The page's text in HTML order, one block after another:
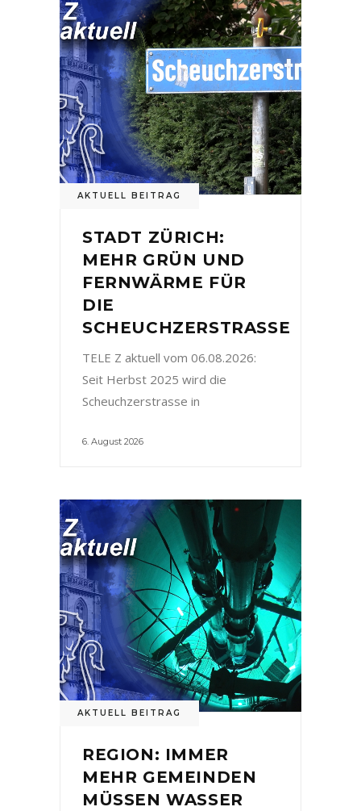
AKTUELL BEITRAG
STADT ZÜRICH:
MEHR GRÜN UND
FERNWÄRME FÜR
DIE
SCHEUCHZERSTRASSE
TELE Z aktuell vom 06.08.2026:
Seit Herbst 2025 wird die
Scheuchzerstrasse in
6. August 2026
AKTUELL BEITRAG
REGION: IMMER
MEHR GEMEINDEN
MÜSSEN WASSER